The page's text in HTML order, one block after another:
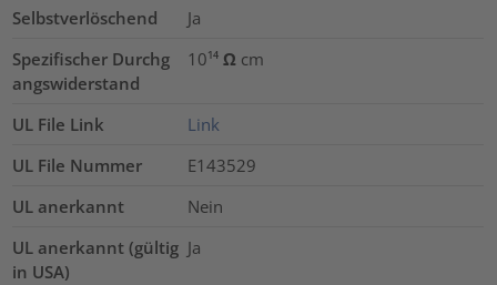
Selbstverlöschend
Ja
Spezifischer Durchg
angswiderstand
10¹⁴ Ω cm
UL File Link
Link
UL File Nummer
E143529
UL anerkannt
Nein
UL anerkannt (gültig
in USA)
Ja